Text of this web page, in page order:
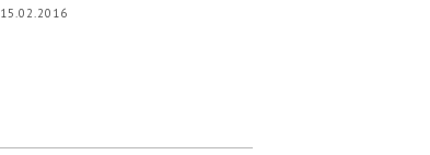
15.02.2016